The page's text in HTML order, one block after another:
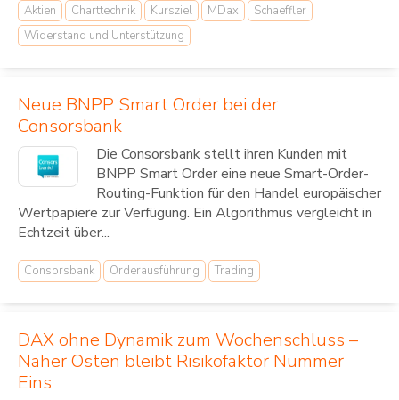
Aktien Charttechnik Kursziel MDax
Schaeffler
Widerstand und Unterstützung
Neue BNPP Smart Order bei der
Consorsbank
Die Consorsbank stellt ihren Kunden mit
BNPP Smart Order eine neue Smart-Order-
Routing-Funktion für den Handel europäischer
Wertpapiere zur Verfügung. Ein Algorithmus vergleicht in
Echtzeit über...
Consorsbank Orderausführung Trading
DAX ohne Dynamik zum Wochenschluss –
Naher Osten bleibt Risikofaktor Nummer
Eins